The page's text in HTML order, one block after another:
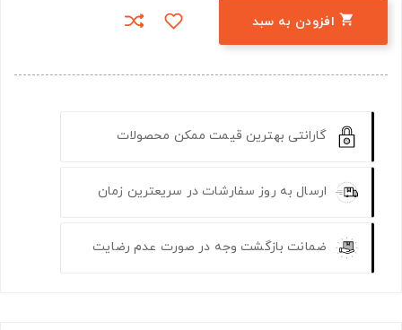
 افزودن به سبد
گارانتی بهترین قیمت ممکن محصولات
ارسال به روز سفارشات در سریعترین زمان
ضمانت بازگشت وجه در صورت عدم رضایت